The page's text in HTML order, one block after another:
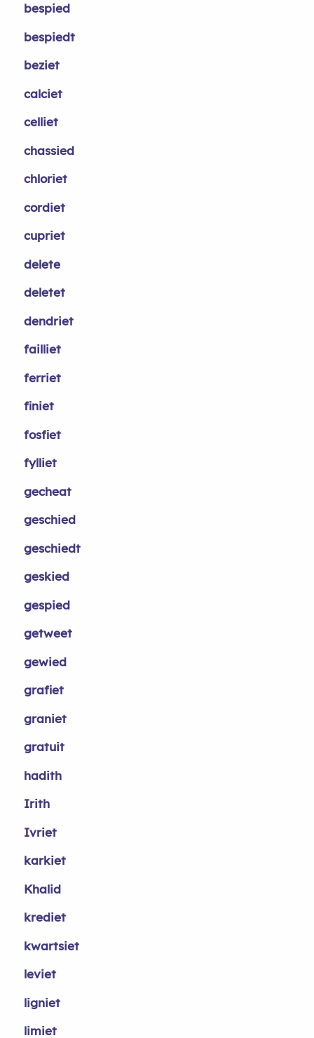
bespied
bespiedt
beziet
calciet
celliet
chassied
chloriet
cordiet
cupriet
delete
deletet
dendriet
failliet
ferriet
finiet
fosfiet
fylliet
gecheat
geschied
geschiedt
geskied
gespied
getweet
gewied
grafiet
graniet
gratuit
hadith
Irith
Ivriet
karkiet
Khalid
krediet
kwartsiet
leviet
ligniet
limiet